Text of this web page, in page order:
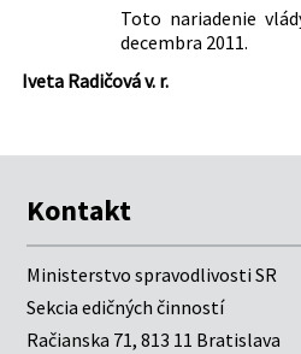
Toto nariadenie
decembra 2011.
Iveta Radičová v. r.
Kontakt
Ministerstvo spravodlivosti SR
Sekcia edičných činností
Račianska 71, 813 11 Bratislava